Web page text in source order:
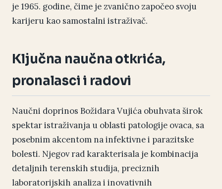
je 1965. godine, čime je zvanično započeo svoju
karijeru kao samostalni istraživač.
Ključna naučna otkrića,
pronalasci i radovi
Naučni doprinos Božidara Vujića obuhvata širok
spektar istraživanja u oblasti patologije ovaca, sa
posebnim akcentom na infektivne i parazitske
bolesti. Njegov rad karakterisala je kombinacija
detaljnih terenskih studija, preciznih
laboratorijskih analiza i inovativnih